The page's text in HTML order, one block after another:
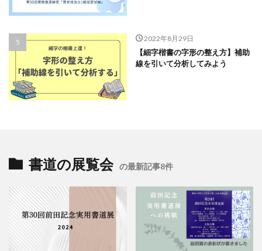
2022年8月29日
【細字楷書の字形の整え方】補助
線を引いて分析してみよう
書道の展覧会 の最新記事8件